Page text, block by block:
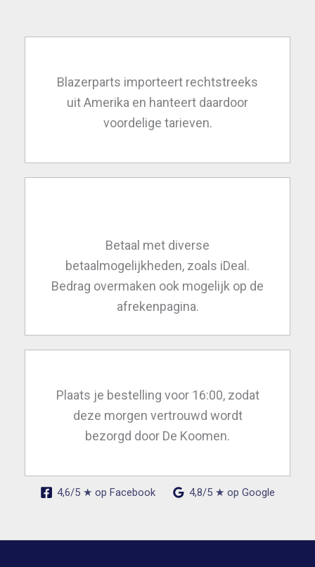
Blazerparts importeert rechtstreeks
uit Amerika en hanteert daardoor
voordelige tarieven.
Betaal met diverse
betaalmogelijkheden, zoals iDeal.
Bedrag overmaken ook mogelijk op de
afrekenpagina.
Plaats je bestelling voor 16:00, zodat
deze morgen vertrouwd wordt
bezorgd door De Koomen.
4,6/5 ★ op Facebook 4,8/5 ★ op Google